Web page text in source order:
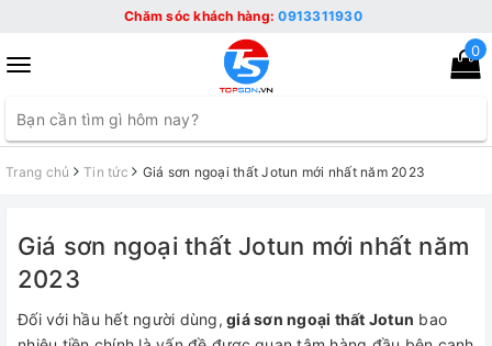
Chăm sóc khách hàng:0913311930
Toggle
0
Trang chủ Tin tức Giá sơn ngoại thất Jotun mới nhất năm 2023
Giá sơn ngoại thất Jotun mới nhất năm
2023
Đối với hầu hết người dùng, giá sơn ngoại thất Jotun bao